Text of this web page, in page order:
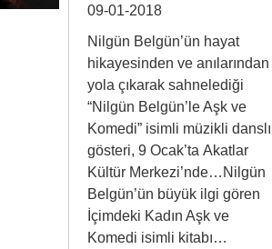
09-01-2018
Nilgün Belgün’ün hayat
hikayesinden ve anılarından
yola çıkarak sahnelediği
“Nilgün Belgün’le Aşk ve
Komedi” isimli müzikli danslı
gösteri, 9 Ocak’ta Akatlar
Kültür Merkezi’nde…Nilgün
Belgün’ün büyük ilgi gören
İçimdeki Kadın Aşk ve
Komedi isimli kitabı…